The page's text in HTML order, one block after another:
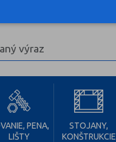
PENA,
LIŠTY
STOJANY,
KONŠTRUKCIE